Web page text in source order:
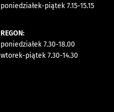
poniedziałek-piątek 7.15-15.15
REGON:
poniedziałek 7.30-18.00
wtorek-piątek 7.30-14.30